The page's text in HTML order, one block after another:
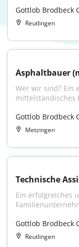
Gottlob Brodbeck
Reutlingen
Asphaltbauer
Wer wir sind? Ein
mittelständisches
Gottlob Brodbeck
Metzingen
Technische
Ein erfolgreiches
Gottlob Brodbeck
Reutlingen